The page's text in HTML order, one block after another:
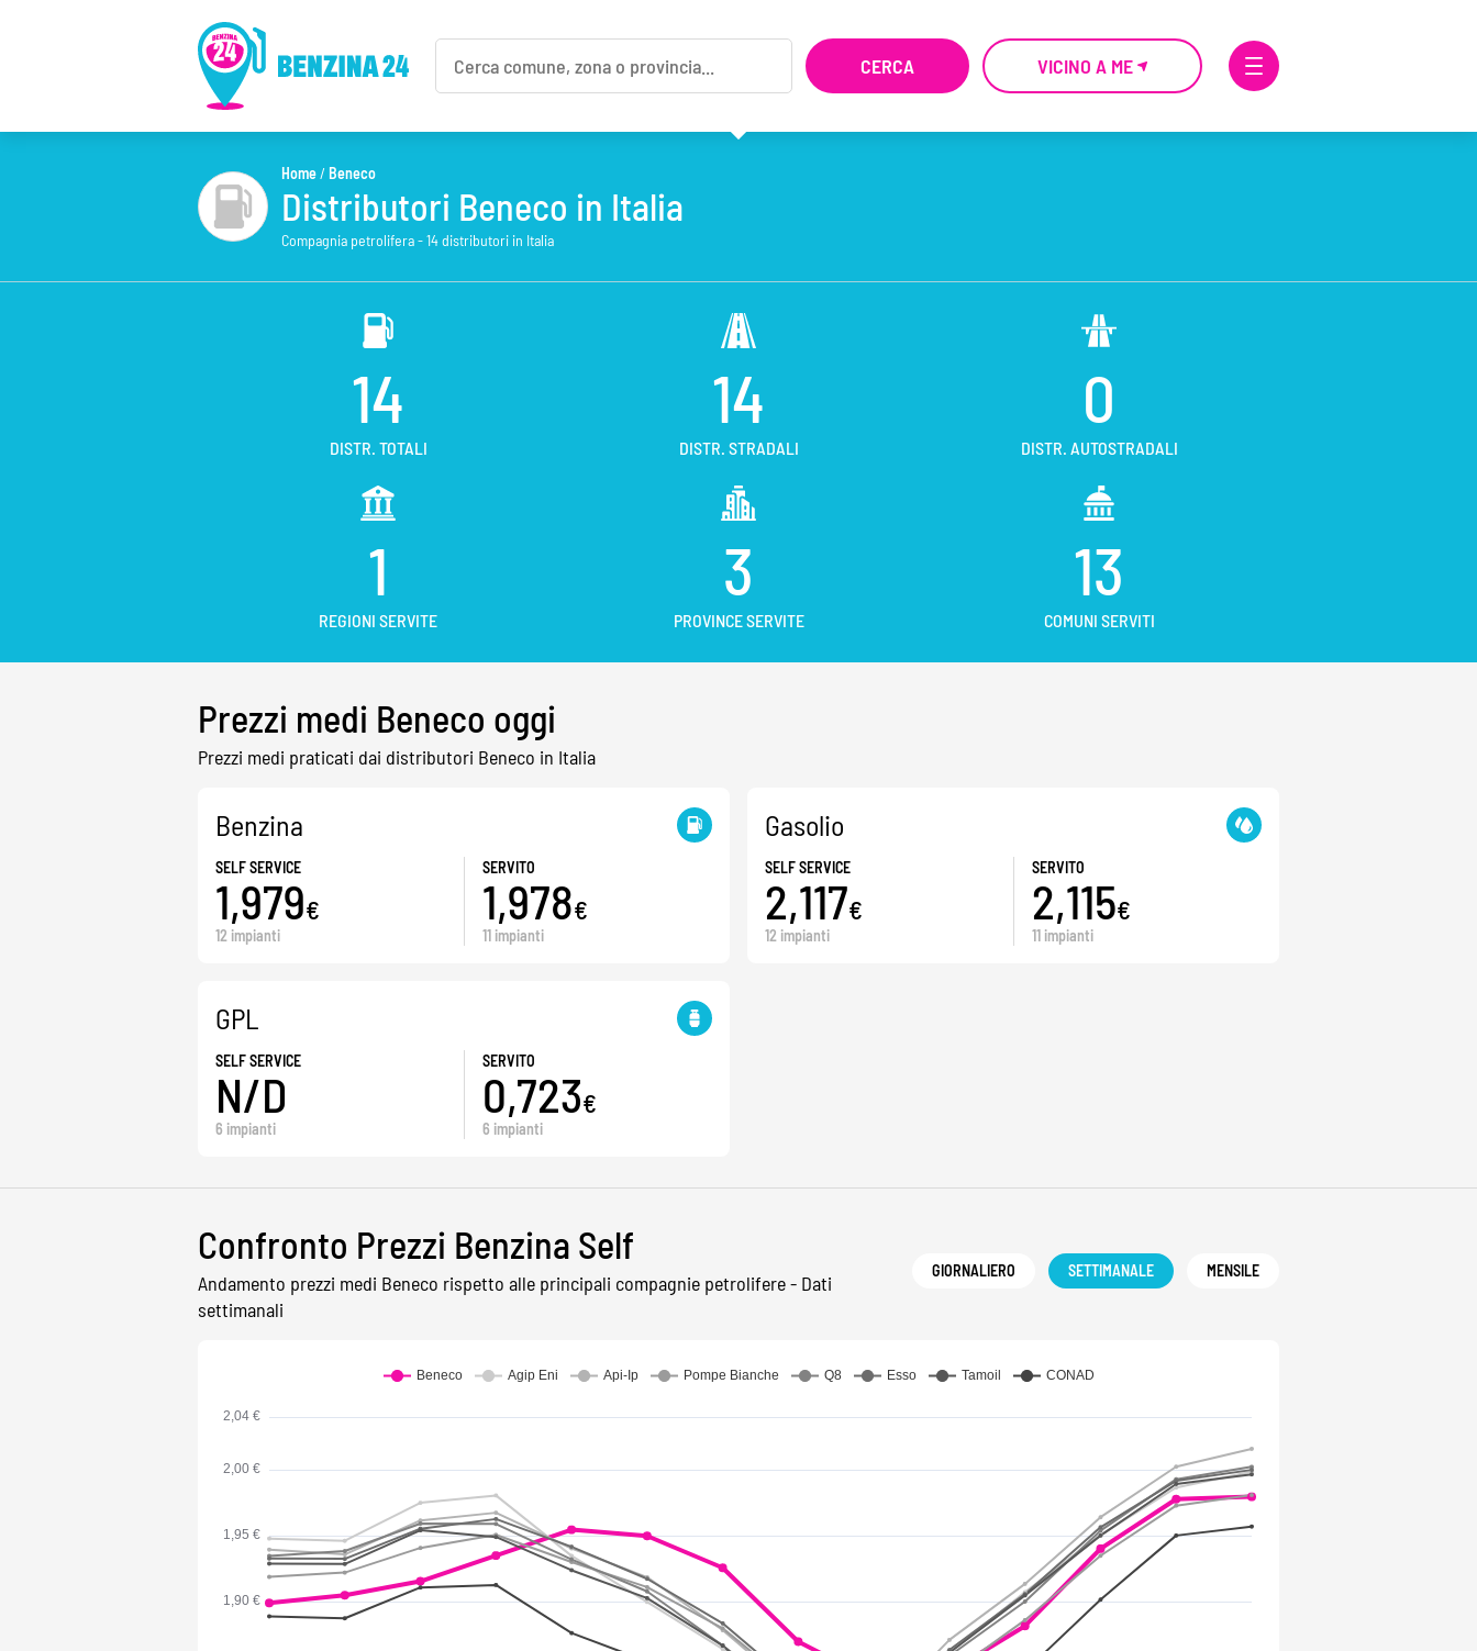
VICINO A ME
Home/ Beneco
Distributori Beneco in Italia
Compagnia petrolifera - 14 distributori in Italia
14
DISTR. TOTALI
14
DISTR. STRADALI
0
DISTR. AUTOSTRADALI
1
REGIONI SERVITE
3
PROVINCE SERVITE
13
COMUNI SERVITI
Prezzi medi Beneco oggi
Prezzi medi praticati dai distributori Beneco in Italia
Benzina
SELF SERVICE
1,979€
12 impianti
SERVITO
1,978€
11 impianti
Gasolio
SELF SERVICE
2,117€
12 impianti
SERVITO
2,115€
11 impianti
GPL
SELF SERVICE
N/D
6 impianti
SERVITO
0,723€
6 impianti
Confronto Prezzi Benzina Self
Andamento prezzi medi Beneco rispetto alle principali compagnie petrolifere - Dati
settimanali
GIORNALIERO SETTIMANALE MENSILE